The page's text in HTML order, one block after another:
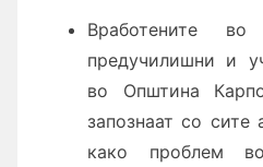
Вработените во
предучилишни и
во Општина
запознаат со сите
како проблем